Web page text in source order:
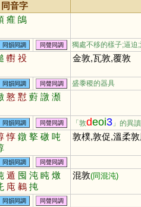
同音字
痽 鴭
同韻同調 同聲同調 獨處不移的樣子;逼迫;
轛 祋 金敦,瓦敦,覆敦
同韻同調 同聲同調 盛黍稷的器具
憝 懟 薱 譈 瀩
同韻同調 同聲同調 「敦deoi3 」的異
惇 鐓 撉 礅 吨
敦樸,敦促,溫柔
同韻同調 同聲同調
遁 囤 沌 盹 燉
庉 鶨 扽
混敦(同混沌)
同韻同調 同聲同調